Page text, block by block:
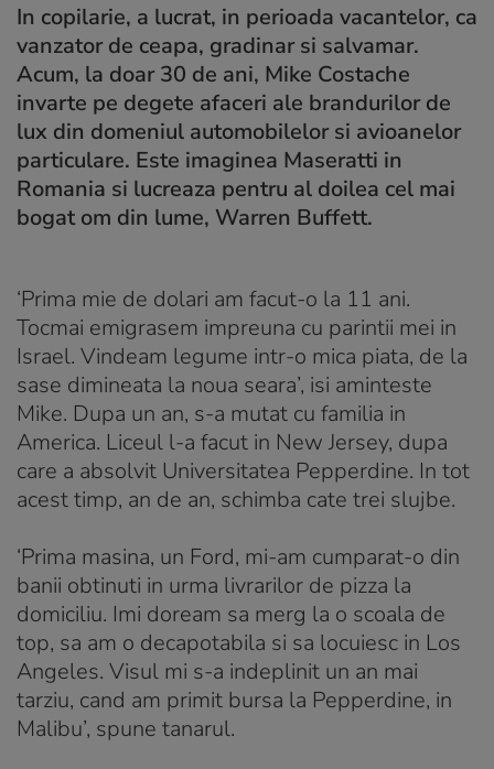
In copilarie, a lucrat, in perioada vacantelor, ca
vanzator de ceapa, gradinar si salvamar.
Acum, la doar 30 de ani, Mike Costache
invarte pe degete afaceri ale brandurilor de
lux din domeniul automobilelor si avioanelor
particulare. Este imaginea Maseratti in
Romania si lucreaza pentru al doilea cel mai
bogat om din lume, Warren Buffett.
‘Prima mie de dolari am facut-o la 11 ani.
Tocmai emigrasem impreuna cu parintii mei in
Israel. Vindeam legume intr-o mica piata, de la
sase dimineata la noua seara’, isi aminteste
Mike. Dupa un an, s-a mutat cu familia in
America. Liceul l-a facut in New Jersey, dupa
care a absolvit Universitatea Pepperdine. In tot
acest timp, an de an, schimba cate trei slujbe.
‘Prima masina, un Ford, mi-am cumparat-o din
banii obtinuti in urma livrarilor de pizza la
domiciliu. Imi doream sa merg la o scoala de
top, sa am o decapotabila si sa locuiesc in Los
Angeles. Visul mi s-a indeplinit un an mai
tarziu, cand am primit bursa la Pepperdine, in
Malibu’, spune tanarul.